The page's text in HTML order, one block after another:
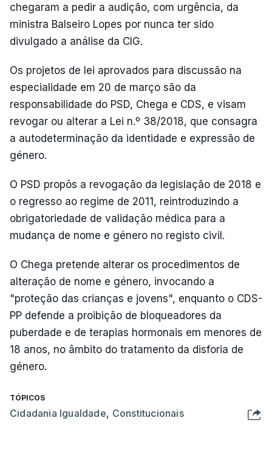
chegaram a pedir a audição, com urgência, da
ministra Balseiro Lopes por nunca ter sido
divulgado a análise da CIG.
Os projetos de lei aprovados para discussão na
especialidade em 20 de março são da
responsabilidade do PSD, Chega e CDS, e visam
revogar ou alterar a Lei n.º 38/2018, que consagra
a autodeterminação da identidade e expressão de
género.
O PSD propôs a revogação da legislação de 2018 e
o regresso ao regime de 2011, reintroduzindo a
obrigatoriedade de validação médica para a
mudança de nome e género no registo civil.
O Chega pretende alterar os procedimentos de
alteração de nome e género, invocando a
"proteção das crianças e jovens", enquanto o CDS-
PP defende a proibição de bloqueadores da
puberdade e de terapias hormonais em menores de
18 anos, no âmbito do tratamento da disforia de
género.
TÓPICOS
Cidadania Igualdade, Constitucionais